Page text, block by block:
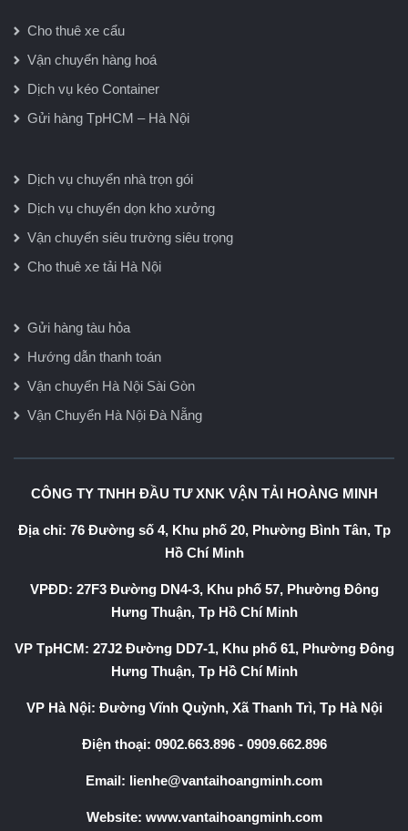
Cho thuê xe cẩu
Vận chuyển hàng hoá
Dịch vụ kéo Container
Gửi hàng TpHCM – Hà Nội
Dịch vụ chuyển nhà trọn gói
Dịch vụ chuyển dọn kho xưởng
Vận chuyển siêu trường siêu trọng
Cho thuê xe tải Hà Nội
Gửi hàng tàu hỏa
Hướng dẫn thanh toán
Vận chuyển Hà Nội Sài Gòn
Vận Chuyển Hà Nội Đà Nẵng
CÔNG TY TNHH ĐẦU TƯ XNK VẬN TẢI HOÀNG MINH
Địa chỉ: 76 Đường số 4, Khu phố 20, Phường Bình Tân, Tp
Hồ Chí Minh
VPĐD: 27F3 Đường DN4-3, Khu phố 57, Phường Đông
Hưng Thuận, Tp Hồ Chí Minh
VP TpHCM: 27J2 Đường DD7-1, Khu phố 61, Phường Đông
Hưng Thuận, Tp Hồ Chí Minh
VP Hà Nội: Đường Vĩnh Quỳnh, Xã Thanh Trì, Tp Hà Nội
Điện thoại: 0902.663.896- 0909.662.896
Email: lienhe@vantaihoangminh.com
Website: www.vantaihoangminh.com